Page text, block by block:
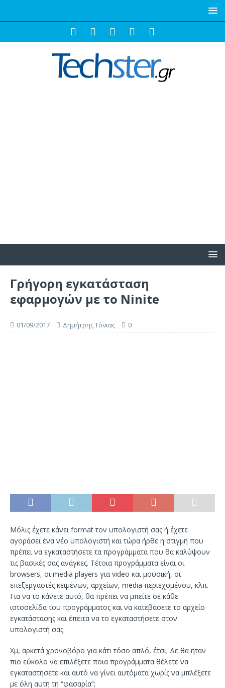
Γρήγορη εγκατάσταση
εφαρμογών με το Ninite
01/09/2017 Δημήτρης Τόνιας 0
Μόλις έχετε κάνει format τον υπολογιστή σας ή έχετε
αγοράσει ένα νέο υπολογιστή και τώρα ήρθε η στιγμή που
πρέπει να εγκαταστήσετε τα προγράμματα που θα καλύψουν
τις βασικές σας ανάγκες. Τέτοια προγράμματα είναι οι
browsers, οι media players για video και μουσική, οι
επεξεργαστές κειμένων, αρχείων, media περιεχομένου, κλπ.
Για να το κάνετε αυτό, θα πρέπει να μπείτε σε κάθε
ιστοσελίδα του προγράμματος και να κατεβάσετε το αρχείο
εγκατάστασης και έπειτα να το εγκαταστήσετε στον
υπολογιστή σας.
Χμ, αρκετά χρονοβόρο για κάτι τόσο απλό, έτσι; Δε θα ήταν
πιο εύκολο να επιλέξετε ποια προγράμματα θέλετε να
εγκαταστήσετε και αυτό να γίνει αυτόματα χωρίς να μπλέξετε
με όλη αυτή τη “φασαρία”;